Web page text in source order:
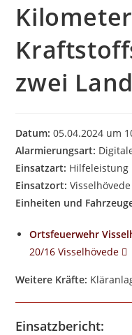
zwei
Datum: 05.04.2024 um
Alarmierungsart:
Einsatzart: Hilfeleistung
Einsatzort: Visselhövede
Einheiten und
Ortsfeuerwehr
20/16 Visselhövede
Weitere Kräfte:
Einsatzbericht: